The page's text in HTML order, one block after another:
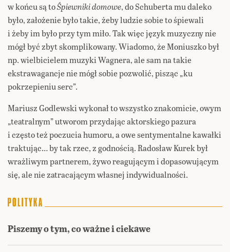
w końcu są toŚpiewniki domowe, do Schuberta mu daleko
było, założenie było takie, żeby ludzie sobie to śpiewali
i żeby im było przy tym miło. Tak więc język muzyczny nie
mógł być zbyt skomplikowany. Wiadomo, że Moniuszko był
np. wielbicielem muzyki Wagnera, ale sam na takie
ekstrawagancje nie mógł sobie pozwolić, pisząc „ku
pokrzepieniu serc”.
Mariusz Godlewski wykonał to wszystko znakomicie, owym
„teatralnym” utworom przydając aktorskiego pazura
i często też poczucia humoru, a owe sentymentalne kawałki
traktując… by tak rzec, z godnością. Radosław Kurek był
wrażliwym partnerem, żywo reagującym i dopasowującym
się, ale nie zatracającym własnej indywidualności.
Piszemy o tym, co ważne i ciekawe